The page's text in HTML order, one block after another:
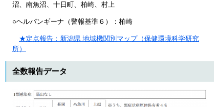
沼、南魚沼、十日町、柏崎、村上
○ヘルパンギーナ（警報基準６）：柏崎
★定点報告：新潟県 地域機関別マップ（保健環境科学研究
所）
全数報告データ